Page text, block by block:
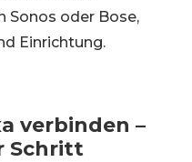
Sonos oder Bose,
Einrichtung.
verbinden –
Schritt